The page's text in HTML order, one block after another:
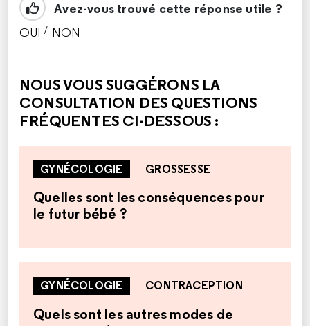
Avez-vous trouvé cette réponse utile ?
OUI / NON
NOUS VOUS SUGGÉRONS LA
CONSULTATION DES QUESTIONS
FRÉQUENTES CI-DESSOUS :
GYNÉCOLOGIE GROSSESSE
Quelles sont les conséquences pour
le futur bébé ?
GYNÉCOLOGIE CONTRACEPTION
Quels sont les autres modes de